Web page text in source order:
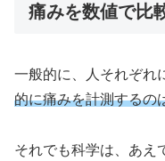
痛みを数値で比
一般的に、人それぞれ
的に痛みを計測するの
それでも科学は、あえ